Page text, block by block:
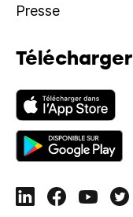
Presse
Télécharger